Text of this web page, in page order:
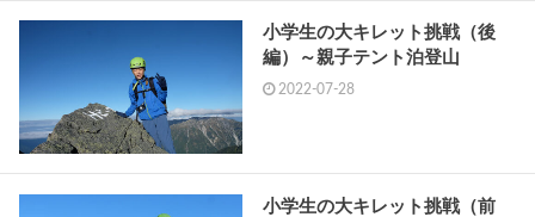
小学生の大キレット挑戦（後
編）～親子テント泊登山
2022-07-28
小学生の大キレット挑戦（前